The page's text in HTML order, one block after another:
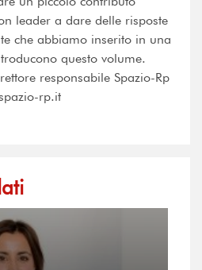
leader a dare delle risposte
che abbiamo inserito in una
questo volume.
responsabile Spazio-Rp
rp.it